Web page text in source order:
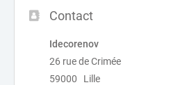
Contact
Idecorenov
26 rue de Crimée
59000 Lille